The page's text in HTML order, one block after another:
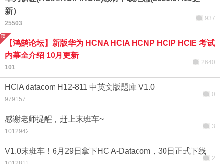
新）
25503
937
【鸿鹄论坛】新版华为 HCNA HCIA HCNP HCIP HCIE 考试
内幕全介绍 10月更新
101
2640
HCIA datacom H12-811 中英文版題庫 V1.0
979157
0
感谢老师提醒，赶上末班车~
1012942
3
V1.0末班车！6月29日拿下HCIA-Datacom，30日正式下线
2